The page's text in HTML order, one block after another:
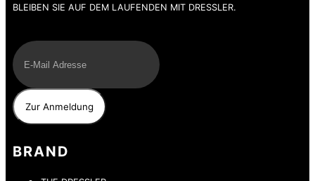
BLEIBEN SIE AUF DEM LAUFENDEN MIT DRESSLER.
BRAND